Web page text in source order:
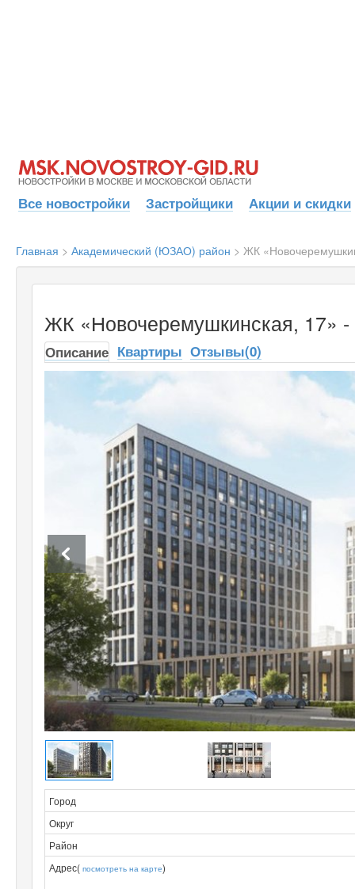
Все новостройки Застройщики Акции и скидки
Главная > Академический (ЮЗАО) район > ЖК
ЖК «Новочеремушкинская, 17»
Описание Квартиры Отзывы(0)
Город
Округ
Район
Адрес( посмотреть на карте)